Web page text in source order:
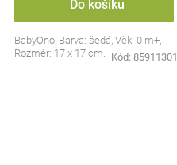
Do košíku
BabyOno, Barva: šedá, Věk: 0 m+,
Rozměr: 17 x 17 cm.
Kód: 85911301